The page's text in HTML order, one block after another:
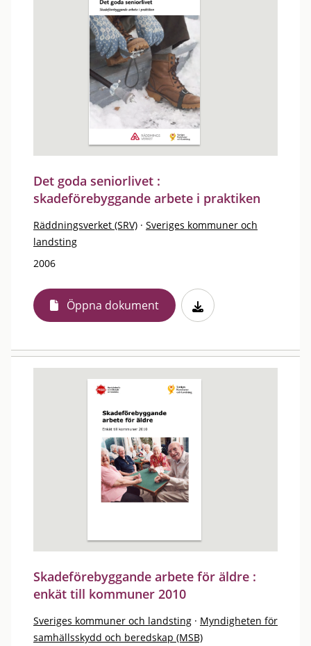
Det goda seniorlivet :
skadeförebyggande arbete i praktiken
Räddningsverket (SRV) · Sveriges kommuner och
landsting
2006
Öppna dokument
Skadeförebyggande arbete för äldre :
enkät till kommuner 2010
Sveriges kommuner och landsting · Myndigheten för
samhällsskydd och beredskap (MSB)